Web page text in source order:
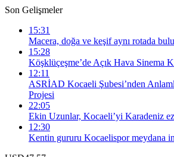
Son Gelişmeler
15:31
Macera, doğa ve keşif aynı rotada
15:28
Köşklüçeşme’de Açık Hava Sinema
12:11
ASRİAD Kocaeli Şubesi’nden
Projesi
22:05
Ekin Uzunlar, Kocaeli’yi Karadeniz
12:30
Kentin gururu Kocaelispor meydana